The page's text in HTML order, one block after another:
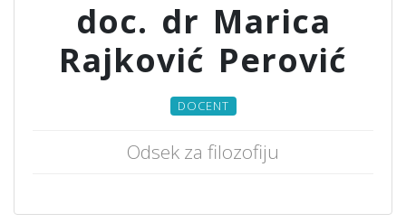
doc. dr Marica
Rajković Perović
DOCENT
Odsek za filozofiju